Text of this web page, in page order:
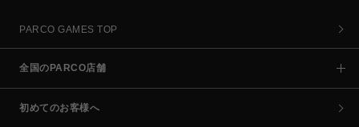
PARCO GAMES TOP
全国のPARCO店舗
初めてのお客様へ